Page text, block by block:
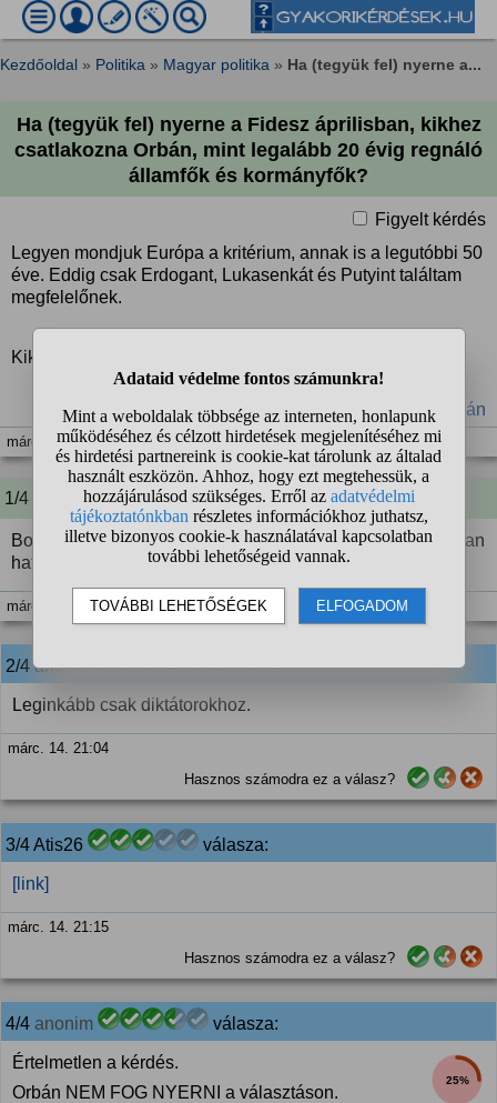
Kezdőoldal » Politika » Magyar politika » Ha (tegyük fel) nyerne a...
Ha (tegyük fel) nyerne a Fidesz áprilisban, kikhez
csatlakozna Orbán, mint legalább 20 évig regnáló
államfők és kormányfők?
Figyelt kérdés
Legyen mondjuk Európa a kritérium, annak is a legutóbbi 50
éve. Eddig csak Erdogant, Lukasenkát és Putyint találtam
megfelelőnek.
Kiket tudnátok még mondani?
#FIDESZ #Magyarország #politika #Putyin #Orbán
márc. 14. 20:12
1/4 A kérdező kommentje:
Bocs, valamit nem egyértelműsítettem: 20 évig folyamatosan
hatalomban lévő.
márc. 14. 20:13
2/4anonim válasza:
Leginkább csak diktátorokhoz.
márc. 14. 21:04
Hasznos számodra ez a válasz?
3/4 Atis26 válasza:
[link]
márc. 14. 21:15
Hasznos számodra ez a válasz?
4/4 anonim válasza:
25%
Értelmetlen a kérdés.
Orbán NEM FOG NYERNI a választáson.